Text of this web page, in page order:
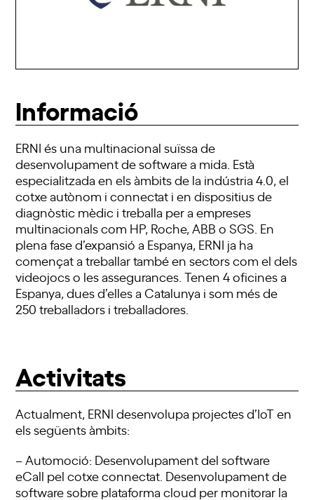
Informació
ERNI és una multinacional suïssa de
desenvolupament de software a mida. Està
especialitzada en els àmbits de la indústria 4.0, el
cotxe autònom i connectat i en dispositius de
diagnòstic mèdic i treballa per a empreses
multinacionals com HP, Roche, ABB o SGS. En
plena fase d’expansió a Espanya, ERNI ja ha
començat a treballar també en sectors com el dels
videojocs o les assegurances. Tenen 4 oficines a
Espanya, dues d’elles a Catalunya i som més de
250 treballadors i treballadores.
Activitats
Actualment, ERNI desenvolupa projectes d’IoT en
els següents àmbits:
– Automoció: Desenvolupament del software
eCall pel cotxe connectat. Desenvolupament de
software sobre plataforma cloud per monitorar la